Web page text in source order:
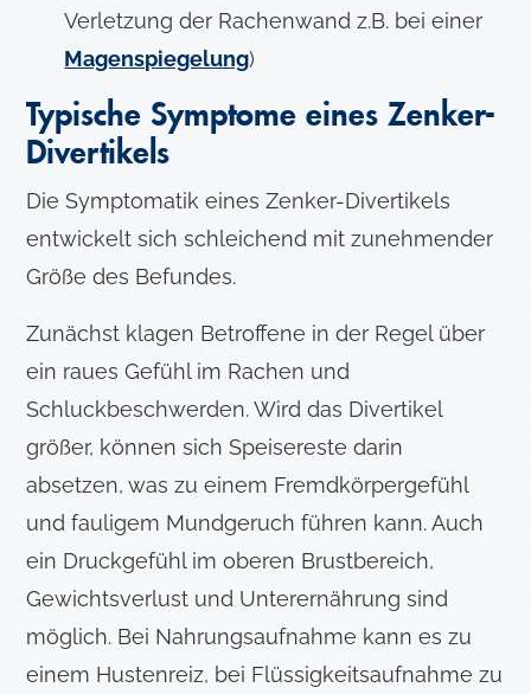
Verletzung der Rachenwand z.B. bei einer
Magenspiegelung)
Typische Symptome eines Zenker-
Divertikels
Die Symptomatik eines Zenker-Divertikels
entwickelt sich schleichend mit zunehmender
Größe des Befundes.
Zunächst klagen Betroffene in der Regel über
ein raues Gefühl im Rachen und
Schluckbeschwerden. Wird das Divertikel
größer, können sich Speisereste darin
absetzen, was zu einem Fremdkörpergefühl
und fauligem Mundgeruch führen kann. Auch
ein Druckgefühl im oberen Brustbereich,
Gewichtsverlust und Unterernährung sind
möglich. Bei Nahrungsaufnahme kann es zu
einem Hustenreiz, bei Flüssigkeitsaufnahme zu